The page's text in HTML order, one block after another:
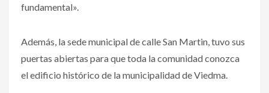
fundamental».
Además, la sede municipal de calle San Martin, tuvo sus
puertas abiertas para que toda la comunidad conozca
el edificio histórico de la municipalidad de Viedma.